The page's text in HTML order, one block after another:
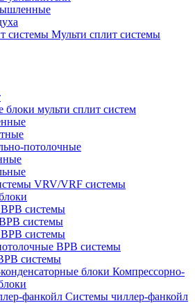
Мульти сплит системы
блоки мульти сплит систем
потолочные
VRV/VRF системы
системы
системы
системы
ВРВ системы
системы
Компрессорно-
Системы чиллер-фанкойл